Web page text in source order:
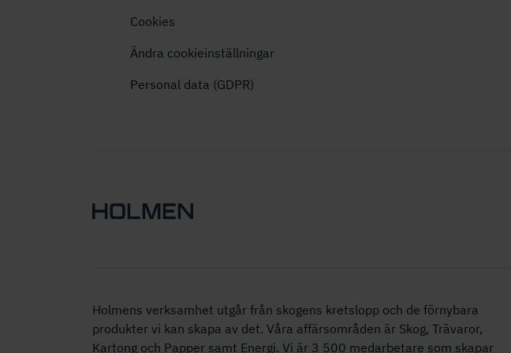
Cookies
Ändra cookieinställningar
Personal data (GDPR)
Holmens verksamhet utgår från skogens kretslopp och de förnybara
produkter vi kan skapa av det. Våra affärsområden är Skog, Trävaror,
Kartong och Papper samt Energi. Vi är 3 500 medarbetare som skapar